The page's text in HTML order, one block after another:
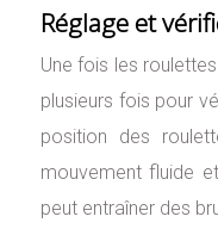
Réglage et
Une fois les
plusieurs fois pour
position des
mouvement fluide
peut entraîner des